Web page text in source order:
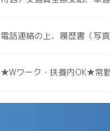
電話連絡の上、履歴書（写
★Wワーク・扶養内OK★常